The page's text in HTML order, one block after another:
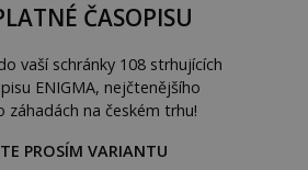
ČASOPISU
vaší schránky 108 strhujících
ENIGMA, nejčtenějšího
záhadách na českém trhu!
PROSÍM VARIANTU